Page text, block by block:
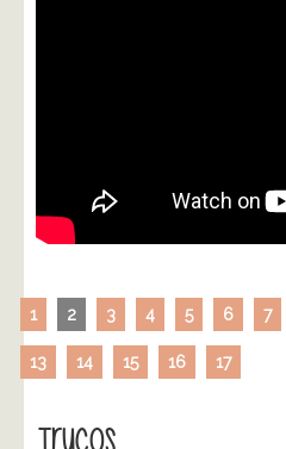
1 2 3 4 5 6 7
13 14 15 16 17
Trucos